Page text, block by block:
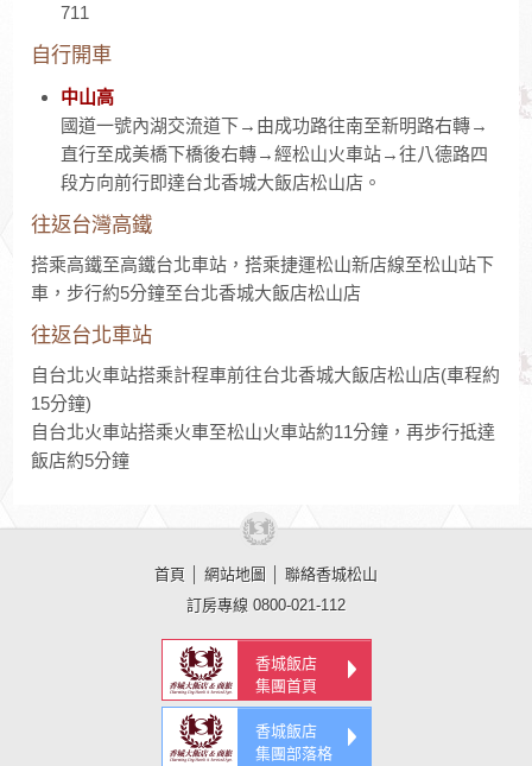
711
自行開車
中山高
國道一號內湖交流道下→由成功路往南至新明路右轉→
直行至成美橋下橋後右轉→經松山火車站→往八德路四
段方向前行即達台北香城大飯店松山店。
往返台灣高鐵
搭乘高鐵至高鐵台北車站，搭乘捷運松山新店線至松山站下
車，步行約5分鐘至台北香城大飯店松山店
往返台北車站
自台北火車站搭乘計程車前往台北香城大飯店松山店(車程約
15分鐘)
自台北火車站搭乘火車至松山火車站約11分鐘，再步行抵達
飯店約5分鐘
首頁 網站地圖
聯絡香城松山
訂房專線 0800-021-112
香城飯店
集團首頁
香城飯店
集團部落格